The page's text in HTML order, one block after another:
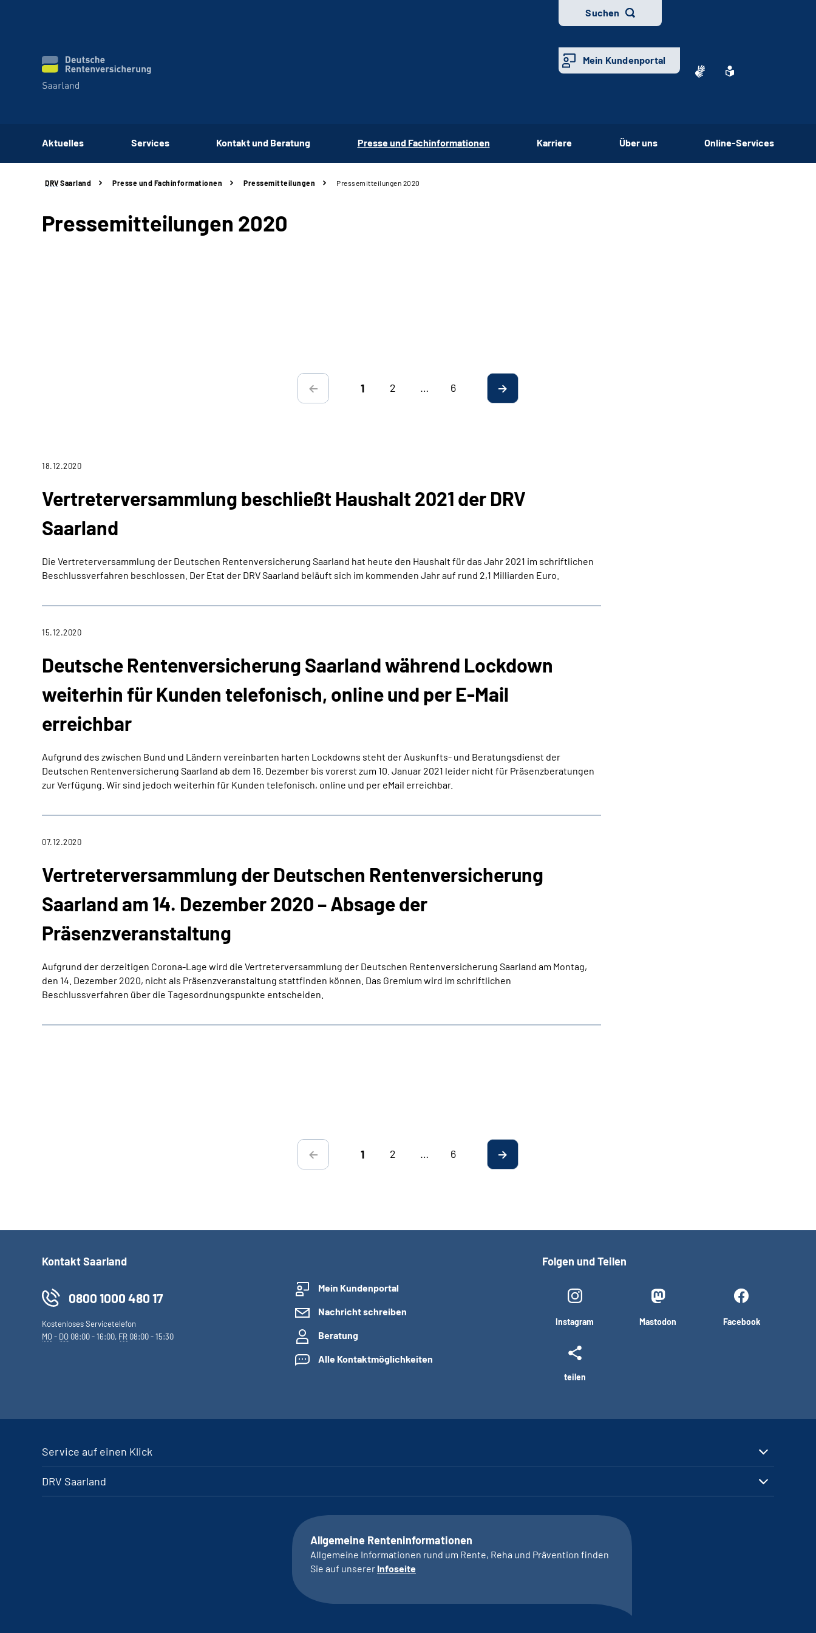
Suchen
Mein Kundenportal
Aktuelles Services Kontakt und Beratung Presse und Fachinformationen Karriere Über uns Online-Services
DRV Saarland Presse und Fachinformationen Pressemitteilungen Pressemitteilungen 2020
Pressemitteilungen 2020
1 2 … 6
Vertreterversammlung beschließt Haushalt 2021 der DRV
Saarland
18.12.2020
Die Vertreterversammlung der Deutschen Rentenversicherung Saarland hat heute den Haushalt für das Jahr 2021 im schriftlichen
Beschlussverfahren beschlossen. Der Etat der DRV Saarland beläuft sich im kommenden Jahr auf rund 2,1 Milliarden Euro.
Deutsche Rentenversicherung Saarland während Lockdown
weiterhin für Kunden telefonisch, online und per E-Mail
erreichbar
15.12.2020
Aufgrund des zwischen Bund und Ländern vereinbarten harten Lockdowns steht der Auskunfts- und Beratungsdienst der
Deutschen Rentenversicherung Saarland ab dem 16. Dezember bis vorerst zum 10. Januar 2021 leider nicht für Präsenzberatungen
zur Verfügung. Wir sind jedoch weiterhin für Kunden telefonisch, online und per eMail erreichbar.
Vertreterversammlung der Deutschen Rentenversicherung
Saarland am 14. Dezember 2020 – Absage der
Präsenzveranstaltung
07.12.2020
Aufgrund der derzeitigen Corona-Lage wird die Vertreterversammlung der Deutschen Rentenversicherung Saarland am Montag,
den 14. Dezember 2020, nicht als Präsenzveranstaltung stattfinden können. Das Gremium wird im schriftlichen
Beschlussverfahren über die Tagesordnungspunkte entscheiden.
1 2 … 6
Kontakt Saarland
0800 1000 480 17
Kostenloses Servicetelefon
MO- DO 08:00 - 16:00, FR 08:00 - 15:30
Mein Kundenportal
Nachricht schreiben
Beratung
Alle Kontaktmöglichkeiten
Folgen und Teilen
Instagram Mastodon Facebook
teilen
Service auf einen Klick
DRV Saarland
Allgemeine Renteninformationen
Allgemeine Informationen rund um Rente, Reha und Prävention finden
Sie auf unserer Infoseite